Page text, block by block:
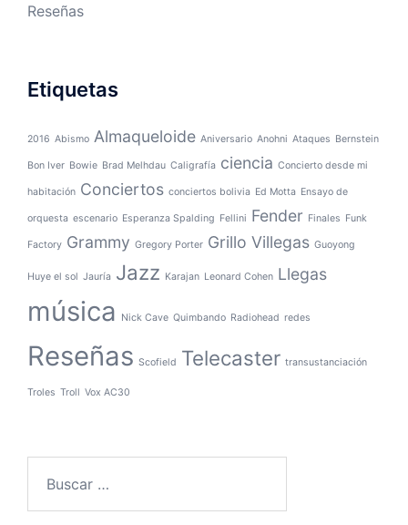
Reseñas
Etiquetas
2016 Abismo Almaqueloide Aniversario Anohni Ataques Bernstein
Bon Iver Bowie Brad Melhdau Caligrafía ciencia Concierto desde mi
habitación Conciertos conciertos bolivia Ed Motta Ensayo de
orquesta escenario Esperanza Spalding Fellini Fender Finales Funk
Factory Grammy Gregory Porter Grillo Villegas Guoyong
Huye el sol Jauría Jazz Karajan Leonard Cohen Llegas
música Nick Cave Quimbando Radiohead redes
Reseñas Scofield Telecaster transustanciación
Troles Troll Vox AC30